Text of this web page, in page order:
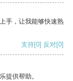
手，让我能够快速熟
支持[0] 反对[0]
提供帮助。